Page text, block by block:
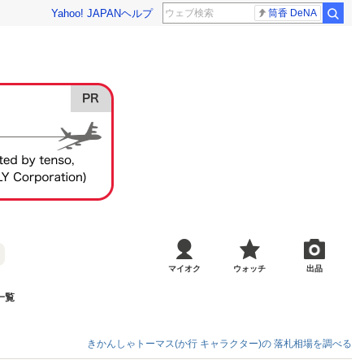
Yahoo! JAPANヘルプ 筒香 DeNA
マイオク ウォッチ 出品
覧
きかんしゃトーマス(か行 キャラクター)の 落札相場を調べる